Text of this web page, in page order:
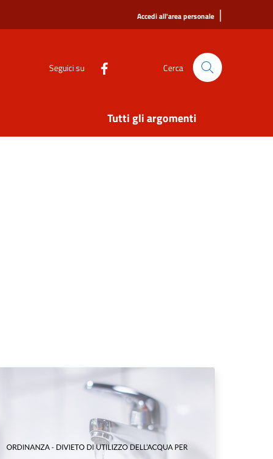
Accedi all'area personale |
Seguici su Cerca
Tutti gli argomenti